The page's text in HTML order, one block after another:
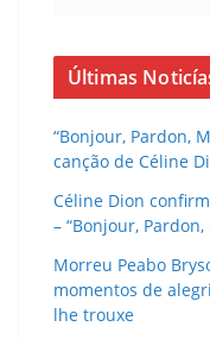
Últimas
“Bonjour, Pardon,
canção de Céline
Céline Dion
– “Bonjour,
Morreu Peabo
momentos de
lhe trouxe